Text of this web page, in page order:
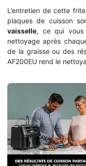
L’entretien de cette
plaques de cuisson
vaisselle, ce qui vous
nettoyage après
de la graisse ou des
AF200EU rend le